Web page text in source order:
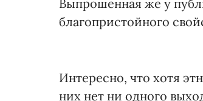
Выпрошенная же у
благопристойного
Интересно, что хотя
них нет ни одного